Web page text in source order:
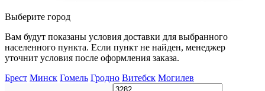
Выберите город
Вам будут показаны условия доставки для выбранного
населенного пункта. Если пункт не найден, менеджер
уточнит условия после оформления заказа.
Брест Минск Гомель Гродно Витебск Могилев